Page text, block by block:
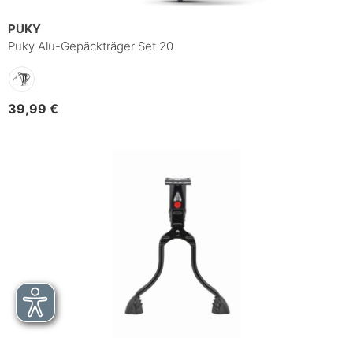
PUKY
Puky Alu-Gepäckträger Set 20
39,99 €